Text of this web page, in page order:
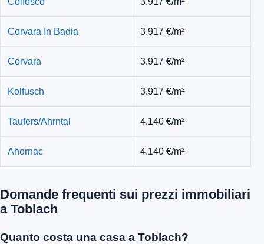
Corvara In Badia 3.917 €/m²
Corvara 3.917 €/m²
Kolfusch 3.917 €/m²
Taufers/Ahrntal 4.140 €/m²
Ahornac 4.140 €/m²
Domande frequenti sui prezzi immobiliari
a Toblach
Quanto costa una casa a Toblach?